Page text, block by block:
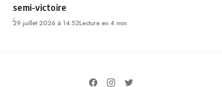
semi-victoire
29 juillet 2026 à 14:52Lecture en 4 min